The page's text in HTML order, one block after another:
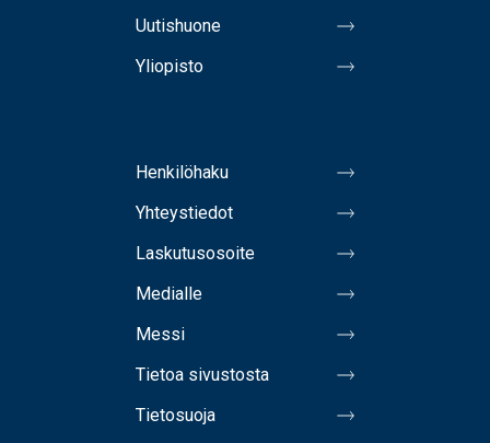
Uutishuone
Yliopisto
Henkilöhaku
Yhteystiedot
Laskutusosoite
Medialle
Messi
Tietoa sivustosta
Tietosuoja